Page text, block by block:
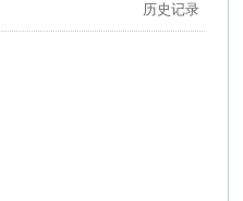
历史记录